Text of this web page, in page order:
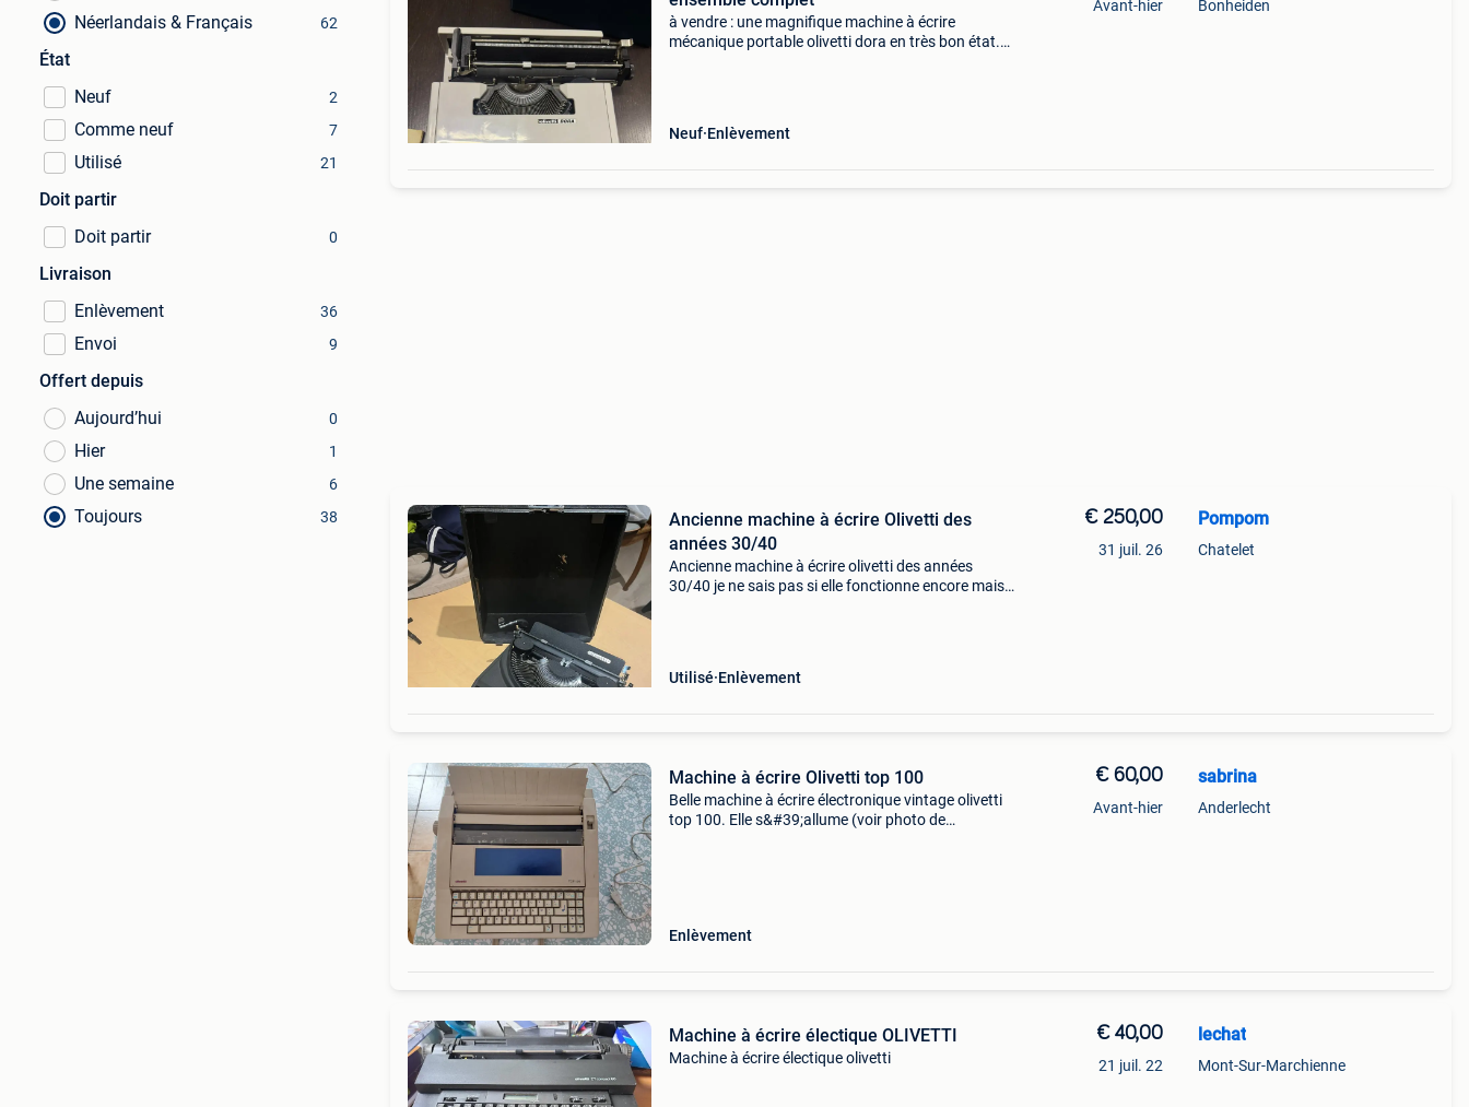
Néerlandais & Français 62
État
Neuf
2
Comme neuf 7
Utilisé 21
Doit partir
Doit partir
0
Livraison
Enlèvement
36
Envoi 9
Offert depuis
Aujourd’hui
0
Hier 1
Une semaine 6
Toujours 38
à vendre : une magnifique machine à écrire
mécanique portable olivetti dora en très bon état.
Neuf Enlèvement
Avant-hier Bonheiden
Ancienne machine à écrire Olivetti des
années 30/40
Ancienne machine à écrire olivetti des années
30/40 je ne sais pas si elle fonctionne encore mais
Utilisé Enlèvement
€ 250,00
31 juil. 26
Pompom
Chatelet
Machine à écrire Olivetti top 100
Belle machine à écrire électronique vintage olivetti
top 100. Elle s&#39;allume (voir photo de
Enlèvement
€ 60,00
Avant-hier
sabrina
Anderlecht
Machine à écrire électique OLIVETTI
Machine à écrire électique olivetti
€ 40,00
21 juil. 22
lechat
Mont-Sur-Marchienne